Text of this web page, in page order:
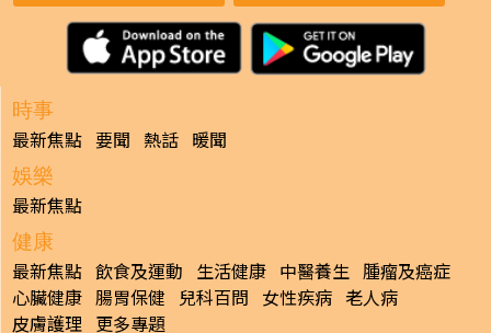
時事
最新焦點 要聞 熱話 暖聞
娛樂
最新焦點
健康
最新焦點 飲食及運動 生活健康 中醫養生 腫瘤及癌症
心臟健康 腸胃保健 兒科百問 女性疾病 老人病
皮膚護理 更多專題